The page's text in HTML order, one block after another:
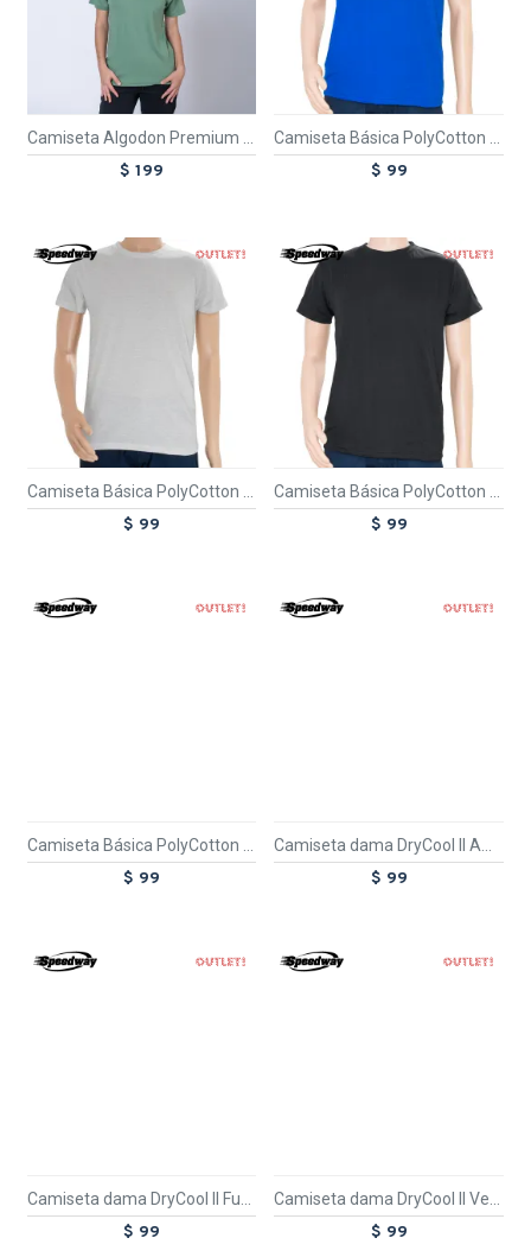
$ 199 $ 99
TEXTTRANSPARENTE
OUT
$ 99
TEXTTRANSPARENTE
OUT
$ 99
TEXTTRANSPARENTE
OUT
$ 99
TEXTTRANSPARENTE
OUT
$ 99
TEXTTRANSPARENTE
OUT
$ 99
TEXTTRANSPARENTE
OUT
$ 99